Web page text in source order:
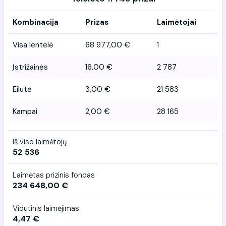
Kombinacija Prizas Laimėtojai
Visa lentelė 68 977,00 € 1
Įstrižainės 16,00 € 2 787
Eilutė 3,00 € 21 583
Kampai 2,00 € 28 165
Iš viso laimėtojų
52 536
Laimėtas prizinis fondas
234 648,00 €
Vidutinis laimėjimas
4,47 €